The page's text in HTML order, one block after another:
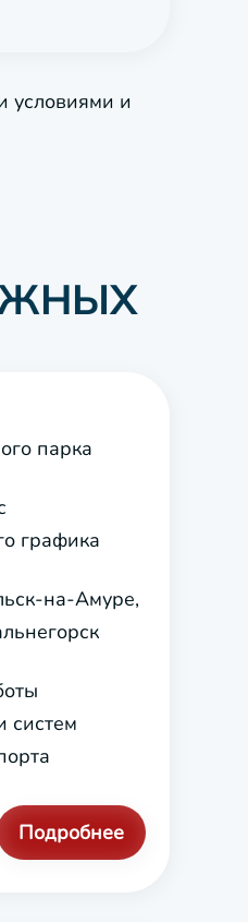
условиями и
парка
графика
на-Амуре,
систем
Подробнее